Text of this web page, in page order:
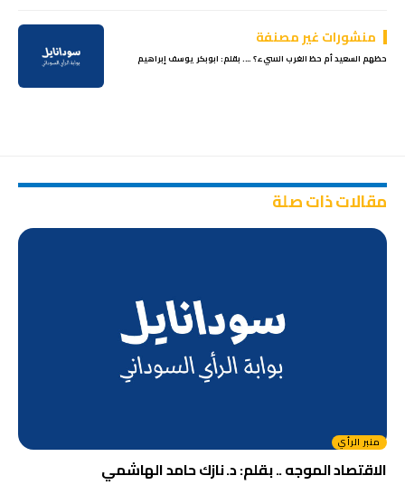
منشورات غير مصنفة
حظهم السعيد أم حظ الغرب السيء؟ …. بقلم: ابوبكر يوسف إبراهيم
مقالات ذات صلة
منبر الرأي
الاقتصاد الموجه .. بقلم: د. نازك حامد الهاشمي